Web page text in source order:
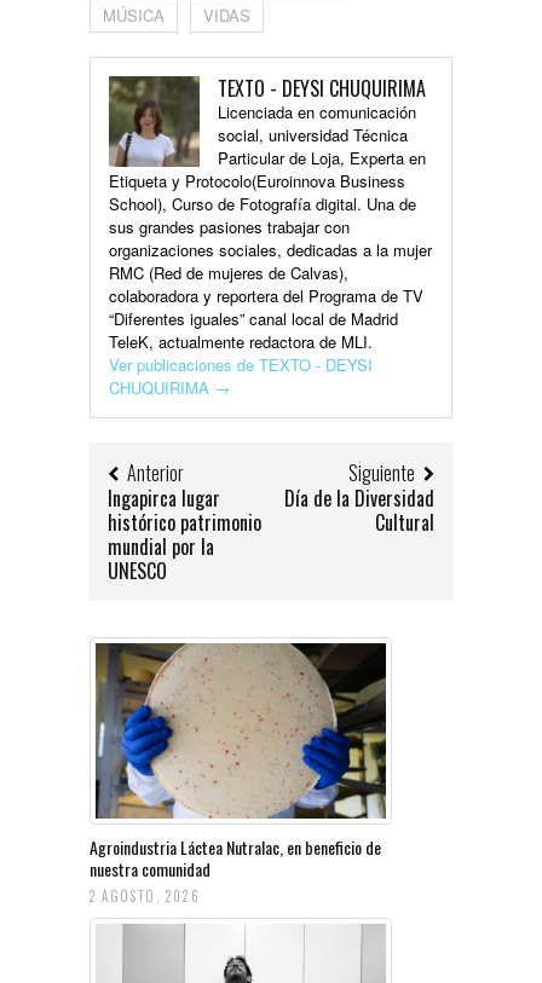
MÚSICA
VIDAS
TEXTO - DEYSI CHUQUIRIMA
Licenciada en comunicación
social, universidad Técnica
Particular de Loja, Experta en
Etiqueta y Protocolo(Euroinnova Business
School), Curso de Fotografía digital. Una de
sus grandes pasiones trabajar con
organizaciones sociales, dedicadas a la mujer
RMC (Red de mujeres de Calvas),
colaboradora y reportera del Programa de TV
“Diferentes iguales” canal local de Madrid
TeleK, actualmente redactora de MLI.
Ver publicaciones de TEXTO - DEYSI
CHUQUIRIMA →
Anterior
Ingapirca lugar
histórico patrimonio
mundial por la
UNESCO
Siguiente
Día de la Diversidad
Cultural
Agroindustria Láctea Nutralac, en beneficio de
nuestra comunidad
2 AGOSTO, 2026